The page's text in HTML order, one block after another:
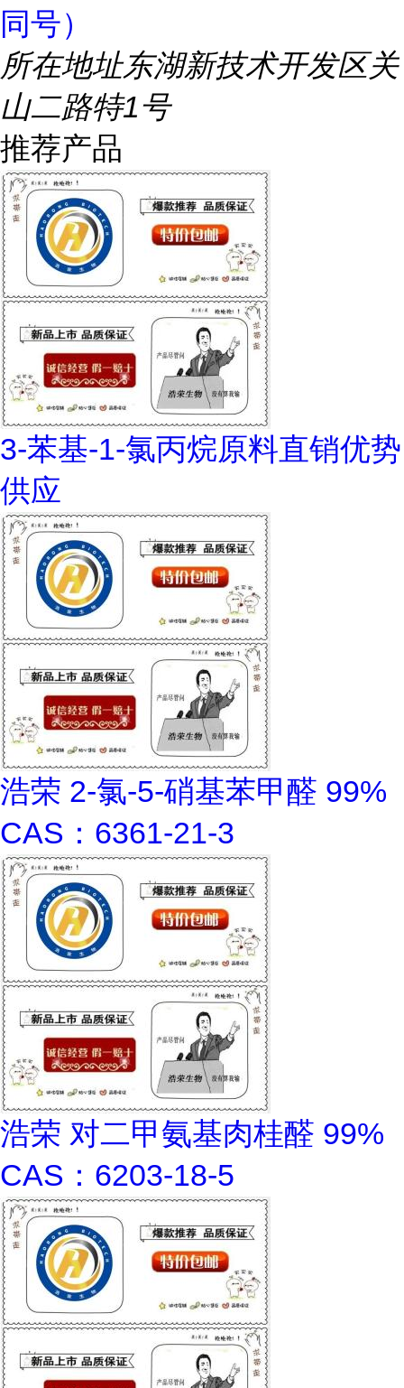
同号）
所在地址东湖新技术开发区关
山二路特1号
推荐产品
3-苯基-1-氯丙烷原料直销优势
供应
浩荣 2-氯-5-硝基苯甲醛 99%
CAS：6361-21-3
浩荣 对二甲氨基肉桂醛 99%
CAS：6203-18-5